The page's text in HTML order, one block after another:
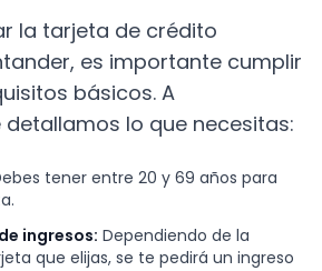
la tarjeta de crédito
es importante cumplir
básicos. A
lo que necesitas:
tener entre 20 y 69 años para
ingresos: Dependiendo de la
que elijas, se te pedirá un ingreso